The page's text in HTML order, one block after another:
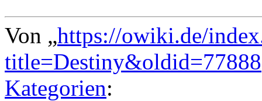
Von „https://owiki.de/
title=Destiny&oldid=77888
Kategorien: